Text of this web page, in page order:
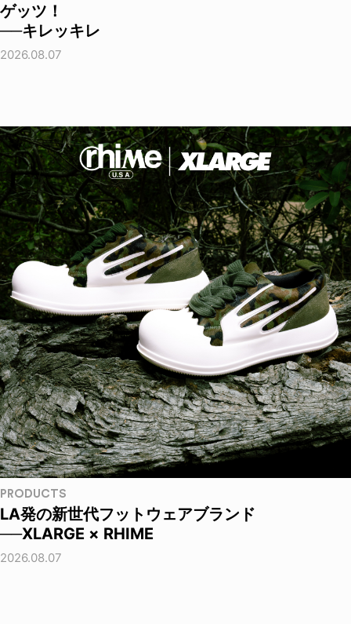
ゲッツ！
──キレッキレ
2026.08.07
PRODUCTS
LA発の新世代フットウェアブランド
──XLARGE × RHIME
2026.08.07